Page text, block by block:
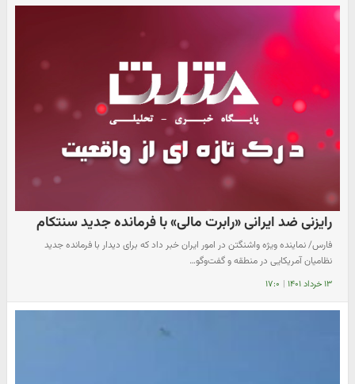
رایزنی ضد ایرانی «رابرت مالی» با فرمانده جدید سنتکام
فارس/ نماینده ویژه واشنگتن در امور ایران خبر داد که برای دیدار با فرمانده جدید
نظامیان آمریکایی در منطقه و گفت‌وگو…
۱۳ خرداد ۱۴۰۱ | ۱۷:۰